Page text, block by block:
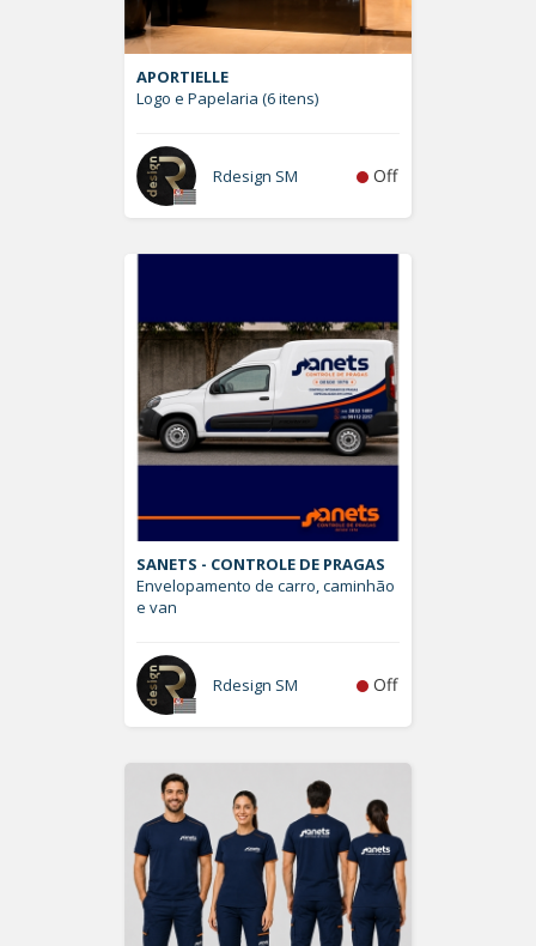
APORTIELLE
Logo e Papelaria (6 itens)
Rdesign SM Off
SANETS - CONTROLE DE PRAGAS
Envelopamento de carro, caminhão
e van
Rdesign SM Off